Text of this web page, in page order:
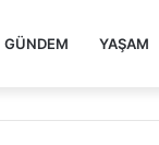
GÜNDEM YAŞAM